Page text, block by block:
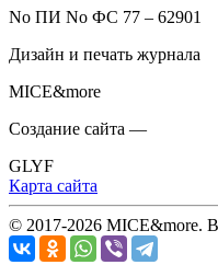
No ПИ No ФС 77 – 62901
Дизайн и печать журнала
MICE&more
Создание сайта —
GLYF
Карта сайта
© 2017-2026 MICE&more.